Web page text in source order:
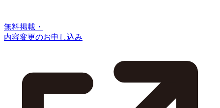
無料掲載・
内容変更のお申し込み